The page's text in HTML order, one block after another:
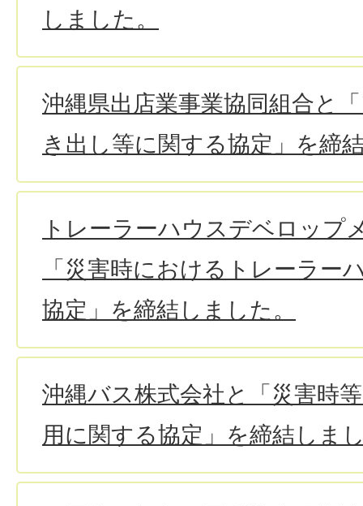
しました。
沖縄県出店業事業協同組合と
き出し等に関する協定」を締
トレーラーハウスデベロップ
「災害時におけるトレーラー
協定」を締結しました。
沖縄バス株式会社と「災害時
用に関する協定」を締結しま